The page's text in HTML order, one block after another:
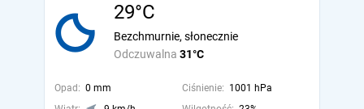
29°C
Odczuwalna 31°C
Bezchmurnie, słonecznie
Opad: 0 mm Ciśnienie: 1001 hPa